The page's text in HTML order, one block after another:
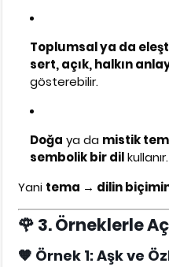
Toplumsal ya da
sert, açık, halkın
gösterebilir.
Doğa ya da mistik
sembolik bir dilkullanır.
Yani tema → dilin
🌹 3. Örneklerle
🧡 Örnek 1: Aşk ve